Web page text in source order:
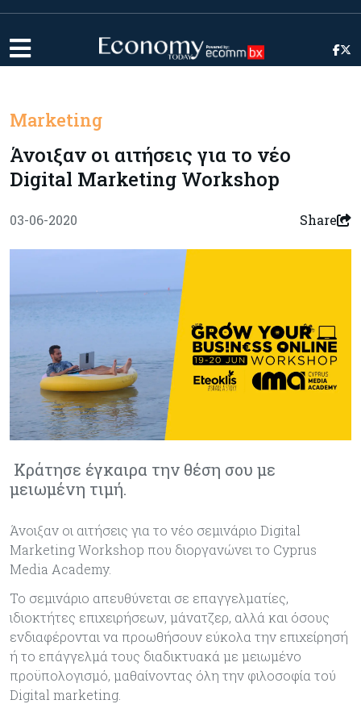
Marketing
Άνοιξαν οι αιτήσεις για το νέο
Digital Marketing Workshop
03-06-2020 Share
Κράτησε έγκαιρα την θέση σου με
μειωμένη τιμή.
Άνοιξαν οι αιτήσεις για το νέο σεμινάριο Digital
Marketing Workshop που διοργανώνει το Cyprus
Media Academy.
Το σεμινάριο απευθύνεται σε επαγγελματίες,
ιδιοκτήτες επιχειρήσεων, μάνατζερ, αλλά και όσους
ενδιαφέρονται να προωθήσουν εύκολα την επιχείρησή
ή το επάγγελμά τους διαδικτυακά με μειωμένο
προϋπολογισμό, μαθαίνοντας όλη την φιλοσοφία τού
Digital marketing.